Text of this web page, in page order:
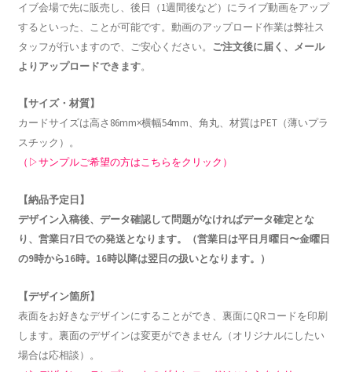
イブ会場で先に販売し、後日（1週間後など）にライブ動画をアップ
するといった、ことが可能です。動画のアップロード作業は弊社ス
タッフが行いますので、ご安心ください。 ご注文後に届く、メール
よりアップロードできます。
【サイズ・材質】
カードサイズは高さ86mm×横幅54mm、角丸、材質はPET（薄いプラ
スチック）。
（▷サンプルご希望の方はこちらをクリック）
【納品予定日】
デザイン入稿後、データ確認して問題がなければデータ確定とな
り、営業日7日での発送となります。（営業日は平日月曜日〜金曜日
の9時から16時。16時以降は翌日の扱いとなります。）
【デザイン箇所】
表面をお好きなデザインにすることができ、裏面にQRコードを印刷
します。裏面のデザインは変更ができません（オリジナルにしたい
場合は応相談）。